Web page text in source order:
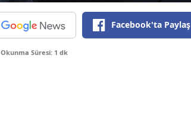
Facebook'ta Paylaş
Okunma Süresi: 1 dk